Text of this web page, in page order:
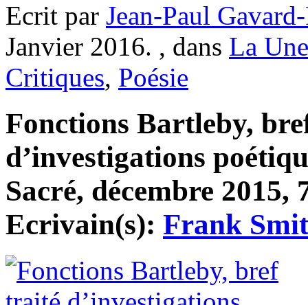
Ecrit par Jean-Paul
Janvier 2016. , dans La
Critiques, Poésie
Fonctions Bartleby,
d’investigations
Sacré, décembre 2015,
Ecrivain(s): Frank